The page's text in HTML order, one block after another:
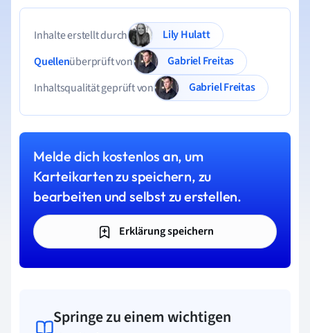
Inhalte erstellt durch
Lily Hulatt
Quellenüberprüft von
Gabriel Freitas
Inhaltsqualität geprüft von
Gabriel Freitas
Melde dich kostenlos an, um
Karteikarten zu speichern, zu
bearbeiten und selbst zu erstellen.
Erklärung speichern
Springe zu einem wichtigen